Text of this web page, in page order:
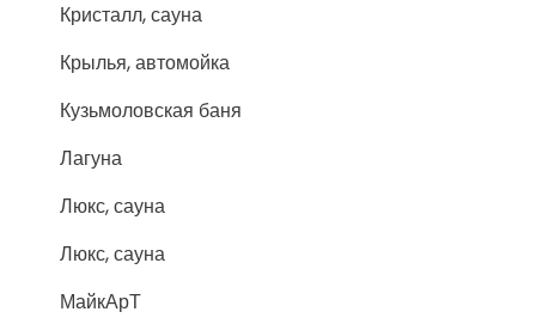
Кристалл, сауна
Крылья, автомойка
Кузьмоловская баня
Лагуна
Люкс, сауна
Люкс, сауна
МайкАрТ